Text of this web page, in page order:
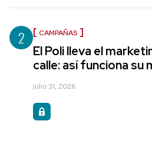
2 CAMPAÑAS
El Poli lleva el
calle: así funciona su
julio 31, 2026